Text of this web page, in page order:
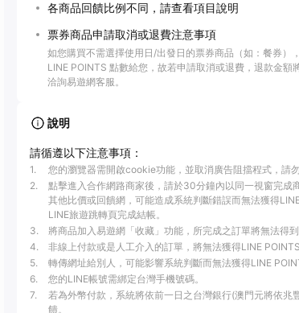
各商品回饋比例不同，請查看項目說明
票券商品申請取消或退費注意事項
如您購買不需選擇使用日/出發日的票券商品（如：餐券）
LINE POINTS 點數給您，故若申請取消或退費，退款金
洽詢易遊網客服。
說明
請循遵以下注意事項：
1.
您的瀏覽器需開啟cookie功能，並取消廣告阻擋程式，請
2.
點擊進入合作網路商家後，請於30分鐘內以同一視窗完
其他比價或回饋網，可能造成系統判斷錯誤而無法獲得
LINE旅遊跳轉頁完成結帳。
3.
將商品加入易遊網「收藏」功能，所完成之訂單將無法得
4.
非線上付款或是人工介入的訂單，將無法獲得LINE
5.
轉傳網址給別人，可能影響系統判斷而無法獲得LINE
6.
您的LINE帳號需綁定台灣手機號碼。
7.
若為外幣付款，系統將依前一日之台灣銀行(澳門元將依
饋。